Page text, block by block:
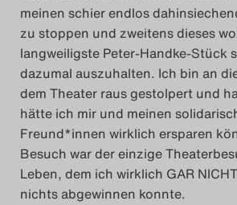
Das
2025
Das
Archiv
meinen schier endlos
zu stoppen und zweitens dieses
langweiligste Peter-Handke-Stück
dazumal auszuhalten. Ich bin an
dem Theater raus gestolpert und
hätte ich mir und meinen
Freund*innen wirklich ersparen
Besuch war der einzige
Leben, dem ich wirklich GAR
nichts abgewinnen konnte.